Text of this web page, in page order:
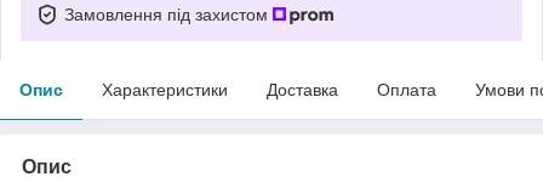
Замовлення під захистом
Опис Характеристики Доставка Оплата Умови
Опис